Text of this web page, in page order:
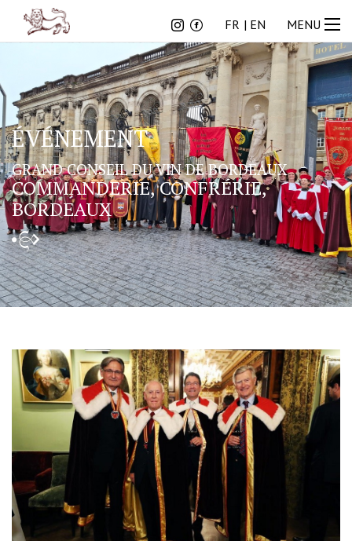
FR EN MENU
ÉVÉNEMENT
GRAND CONSEIL DU VIN DE BORDEAUX
COMMANDERIE, CONFRÉRIE,
BORDEAUX
FR EN